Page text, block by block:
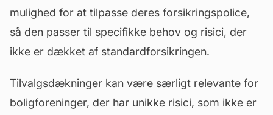
mulighed for at tilpasse deres forsikringspolice,
så den passer til specifikke behov og risici, der
ikke er dækket af standardforsikringen.
Tilvalgsdækninger kan være særligt relevante for
boligforeninger, der har unikke risici, som ikke er